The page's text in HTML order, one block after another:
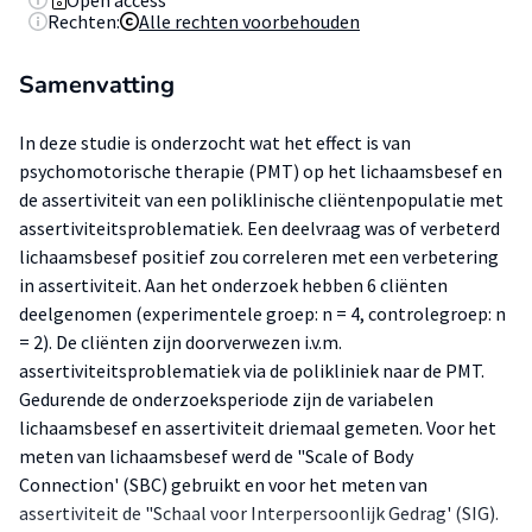
Rechten:
Alle rechten voorbehouden
Samenvatting
In deze studie is onderzocht wat het effect is van
psychomotorische therapie (PMT) op het lichaamsbesef en
de assertiviteit van een poliklinische cliëntenpopulatie met
assertiviteitsproblematiek. Een deelvraag was of verbeterd
lichaamsbesef positief zou correleren met een verbetering
in assertiviteit. Aan het onderzoek hebben 6 cliënten
deelgenomen (experimentele groep: n = 4, controlegroep: n
= 2). De cliënten zijn doorverwezen i.v.m.
assertiviteitsproblematiek via de polikliniek naar de PMT.
Gedurende de onderzoeksperiode zijn de variabelen
lichaamsbesef en assertiviteit driemaal gemeten. Voor het
meten van lichaamsbesef werd de "Scale of Body
Connection' (SBC) gebruikt en voor het meten van
assertiviteit de "Schaal voor Interpersoonlijk Gedrag' (SIG).